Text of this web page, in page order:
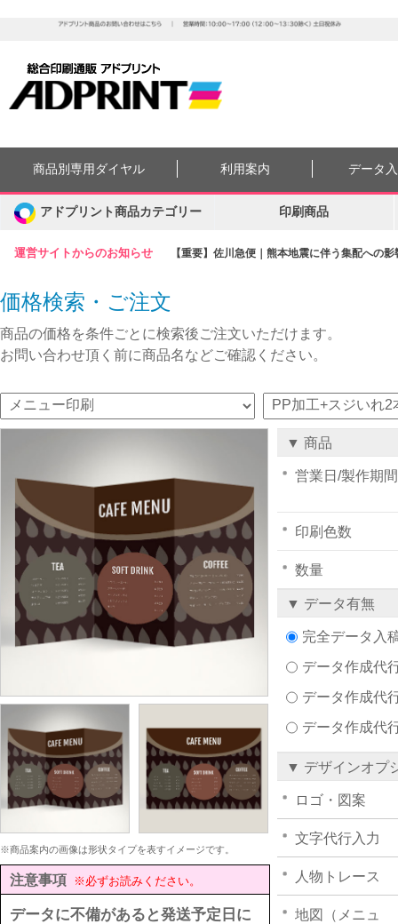
運営サイトからのお知らせ 【重要】佐川急便｜熊本地震に伴う集配への
商品別専用ダイヤル 利用案内 データ
アドプリント商品カテゴリー 印刷商品
価格検索・ご注文
商品の価格を条件ごとに検索後ご注文いただけます。
お問い合わせ頂く前に商品名などご確認ください。
※商品案内の画像は形状タイプを表すイメージです。
注意事項 ※必ずお読みください。
データに不備があると発送予定日に
▼ 商品
営業日/製作期間
印刷色数
数量
▼ データ有無
完全データ入
データ作成代
データ作成代
データ作成代
▼ デザインオプ
ロゴ・図案
文字代行入力
人物トレース
地図（メニュ